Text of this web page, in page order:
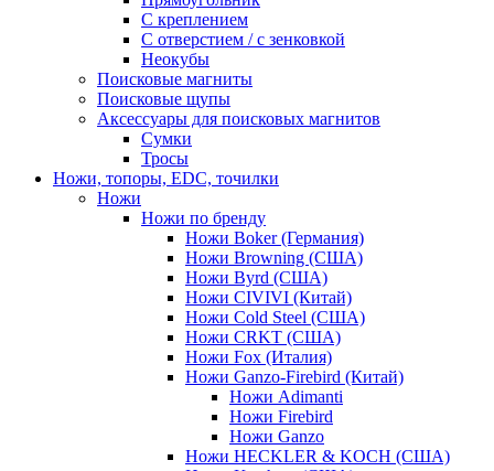
С креплением
С отверстием / с зенковкой
Неокубы
Поисковые магниты
Поисковые щупы
Аксессуары для поисковых магнитов
Сумки
Тросы
Ножи, топоры, EDC, точилки
Ножи
Ножи по бренду
Ножи Boker (Германия)
Ножи Browning (США)
Ножи Byrd (США)
Ножи CIVIVI (Китай)
Ножи Cold Steel (США)
Ножи CRKT (США)
Ножи Fox (Италия)
Ножи Ganzo-Firebird (Китай)
Ножи Adimanti
Ножи Firebird
Ножи Ganzo
Ножи HECKLER & KOCH (США)